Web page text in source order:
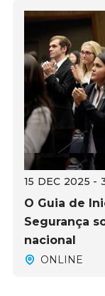
15 DEC 2025 -
O Guia de
Segurança
nacional
ONLINE